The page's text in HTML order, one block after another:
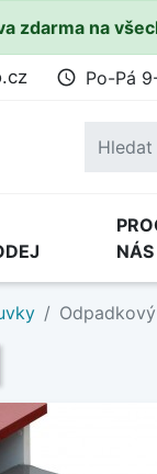
zdarma na
access_time Po-Pá
NÁS